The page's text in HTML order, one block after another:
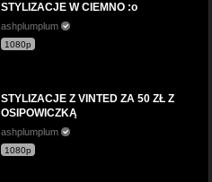
STYLIZACJE W CIEMNO :o
ashplumplum
1080p
STYLIZACJE Z VINTED ZA 50 ZŁ Z
OSIPOWICZKĄ
ashplumplum
1080p